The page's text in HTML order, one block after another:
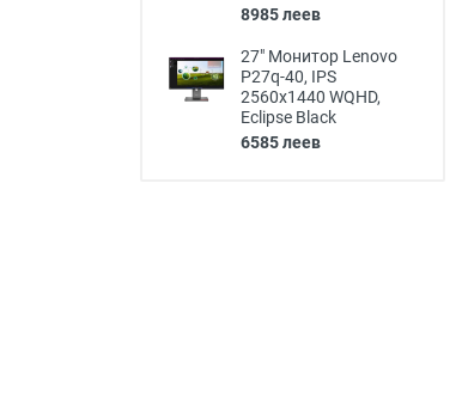
8985 леев
27" Монитор Lenovo
P27q-40, IPS
2560x1440 WQHD,
Eclipse Black
6585 леев